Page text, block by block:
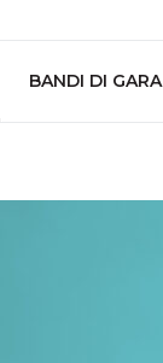
BANDI DI GARA